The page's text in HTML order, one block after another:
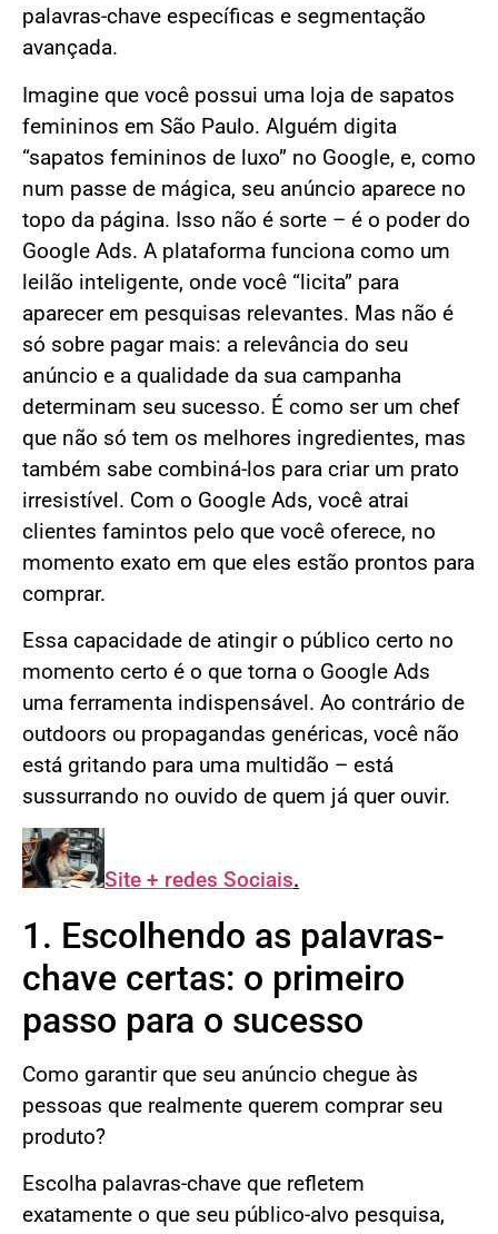
palavras-chave específicas e segmentação
avançada.
Imagine que você possui uma loja de sapatos
femininos em São Paulo. Alguém digita
“sapatos femininos de luxo” no Google, e, como
num passe de mágica, seu anúncio aparece no
topo da página. Isso não é sorte – é o poder do
Google Ads. A plataforma funciona como um
leilão inteligente, onde você “licita” para
aparecer em pesquisas relevantes. Mas não é
só sobre pagar mais: a relevância do seu
anúncio e a qualidade da sua campanha
determinam seu sucesso. É como ser um chef
que não só tem os melhores ingredientes, mas
também sabe combiná-los para criar um prato
irresistível. Com o Google Ads, você atrai
clientes famintos pelo que você oferece, no
momento exato em que eles estão prontos para
comprar.
Essa capacidade de atingir o público certo no
momento certo é o que torna o Google Ads
uma ferramenta indispensável. Ao contrário de
outdoors ou propagandas genéricas, você não
está gritando para uma multidão – está
sussurrando no ouvido de quem já quer ouvir.
Site + redes Sociais.
1. Escolhendo as palavras-
chave certas: o primeiro
passo para o sucesso
Como garantir que seu anúncio chegue às
pessoas que realmente querem comprar seu
produto?
Escolha palavras-chave que refletem
exatamente o que seu público-alvo pesquisa,